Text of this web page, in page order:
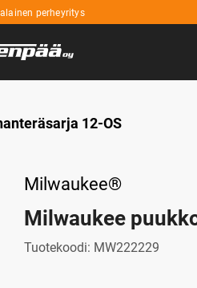
perheyritys
12-OS
Milwaukee®
Milwaukee
Tuotekoodi: MW222229